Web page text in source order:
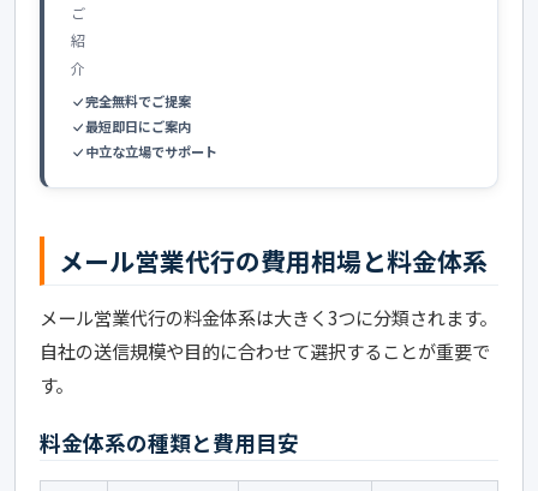
ご
紹
介
完全無料でご提案
最短即日にご案内
中立な立場でサポート
メール営業代行の費用相場と料金体系
メール営業代行の料金体系は大きく3つに分類されます。
自社の送信規模や目的に合わせて選択することが重要で
す。
料金体系の種類と費用目安